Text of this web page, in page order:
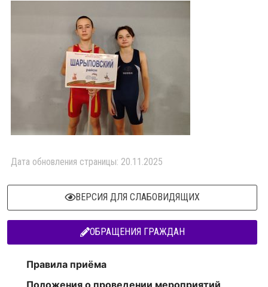
Дата обновления страницы: 20.11.2025
ВЕРСИЯ ДЛЯ СЛАБОВИДЯЩИХ
ОБРАЩЕНИЯ ГРАЖДАН
Правила приёма